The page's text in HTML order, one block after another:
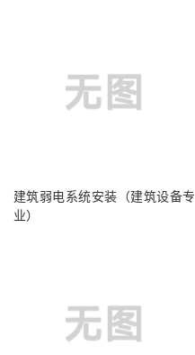
建筑弱电系统安装（建筑设备专
业）